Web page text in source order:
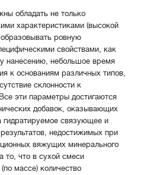
обладать не только
характеристиками (высокой
ровную
свойствами, как
нанесению, небольшое время
к основаниям различных типов,
склонности к
эти параметры достигаются
добавок, оказывающих
гидратируемое связующее и
недостижимых при
вяжущих минерального
то, что в сухой смеси
массе) количество